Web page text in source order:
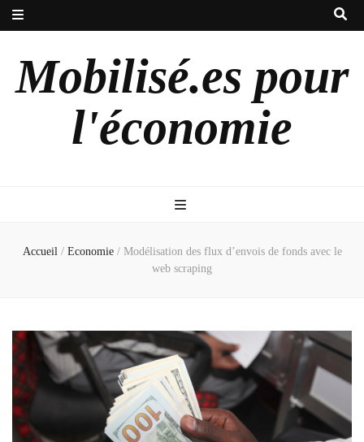
Mobilisé.es pour
l'économie
Accueil / Economie / Modélisation des flux d’envois de fonds avec le
web scraping